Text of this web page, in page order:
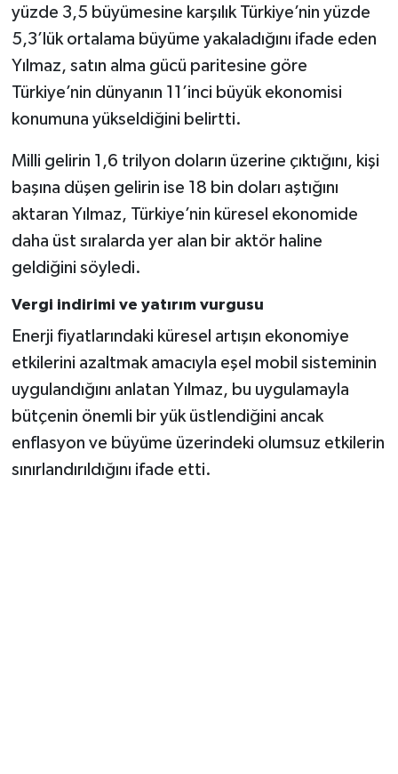
yüzde 3,5 büyümesine karşılık Türkiye’nin yüzde
5,3’lük ortalama büyüme yakaladığını ifade eden
Yılmaz, satın alma gücü paritesine göre
Türkiye’nin dünyanın 11’inci büyük ekonomisi
konumuna yükseldiğini belirtti.
Milli gelirin 1,6 trilyon doların üzerine çıktığını, kişi
başına düşen gelirin ise 18 bin doları aştığını
aktaran Yılmaz, Türkiye’nin küresel ekonomide
daha üst sıralarda yer alan bir aktör haline
geldiğini söyledi.
Vergi indirimi ve yatırım vurgusu
Enerji fiyatlarındaki küresel artışın ekonomiye
etkilerini azaltmak amacıyla eşel mobil sisteminin
uygulandığını anlatan Yılmaz, bu uygulamayla
bütçenin önemli bir yük üstlendiğini ancak
enflasyon ve büyüme üzerindeki olumsuz etkilerin
sınırlandırıldığını ifade etti.